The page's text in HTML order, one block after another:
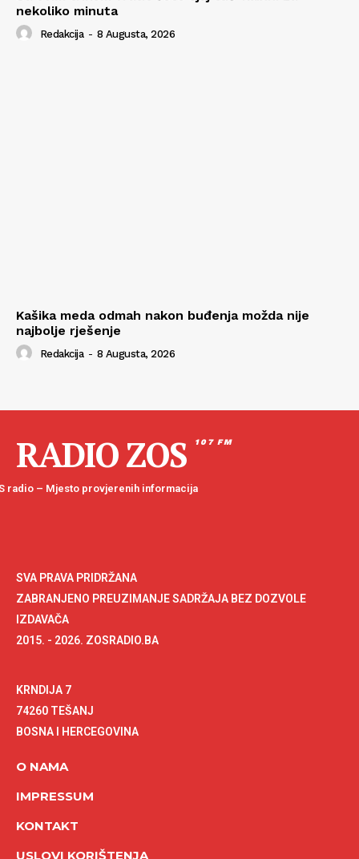
nekoliko minuta
Redakcija - 8 Augusta, 2026
Kašika meda odmah nakon buđenja možda nije
najbolje rješenje
Redakcija - 8 Augusta, 2026
RADIO ZOS 107 FM
radio – Mjesto provjerenih informacija
SVA PRAVA PRIDRŽANA
ZABRANJENO PREUZIMANJE SADRŽAJA BEZ DOZVOLE
IZDAVAČA
2015. - 2026. ZOSRADIO.BA
KRNDIJA 7
74260 TEŠANJ
BOSNA I HERCEGOVINA
O NAMA
IMPRESSUM
KONTAKT
USLOVI KORIŠTENJA